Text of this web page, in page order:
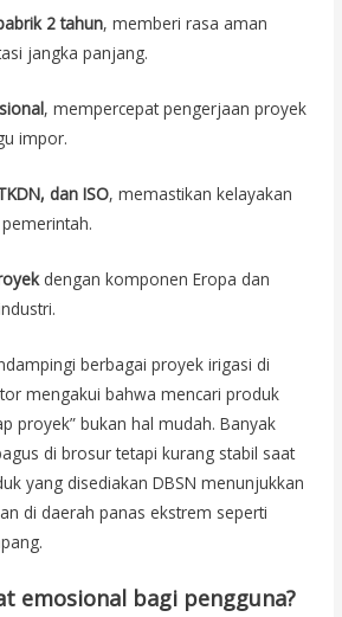
2 tahun, memberi rasa aman
jangka panjang.
, mempercepat pengerjaan proyek
impor.
dan ISO, memastikan kelayakan
dengan komponen Eropa dan
berbagai proyek irigasi di
mengakui bahwa mencari produk
proyek” bukan hal mudah. Banyak
di brosur tetapi kurang stabil saat
yang disediakan DBSN menunjukkan
di daerah panas ekstrem seperti
emosional bagi pengguna?